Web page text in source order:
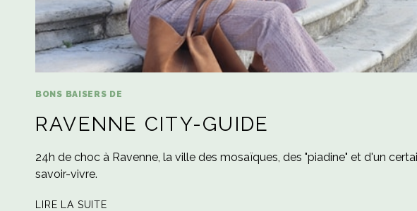
BONS BAISERS DE
RAVENNE CITY-GUIDE
24h de choc à Ravenne, la ville des mosaïques, des "piadine" et d'un
savoir-vivre.
LIRE LA SUITE